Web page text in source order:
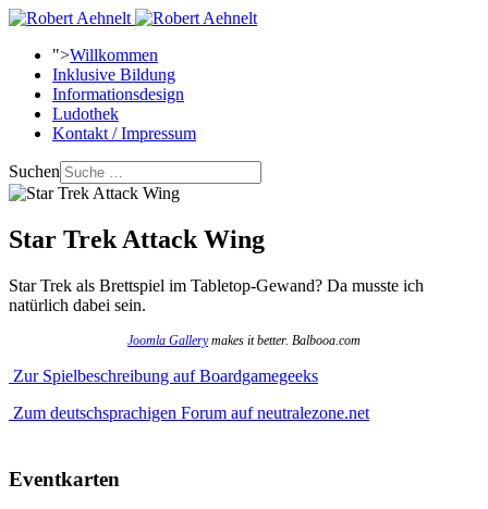
">Willkommen
Inklusive Bildung
Informationsdesign
Ludothek
Kontakt / Impressum
Suchen
Star Trek Attack Wing
Star Trek als Brettspiel im Tabletop-Gewand? Da musste ich
natürlich dabei sein.
Joomla Gallerymakes it better. Balbooa.com
Zur Spielbeschreibung auf Boardgamegeeks
Zum deutschsprachigen Forum auf neutralezone.net
Eventkarten